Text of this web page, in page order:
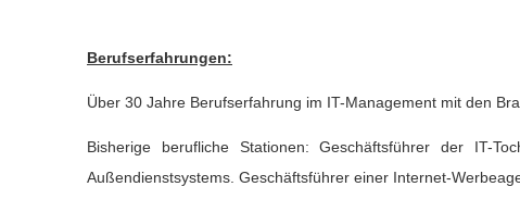
Berufserfahrungen:
Über 30 Jahre Berufserfahrung im IT-Management mit den
Bisherige berufliche Stationen: Geschäftsführer der IT-
Außendienstsystems. Geschäftsführer einer Internet-